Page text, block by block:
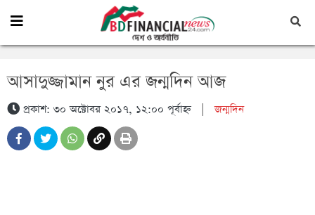
আসাদুজ্জামান নুর এর জন্মদিন আজ
প্রকাশ: ৩০ অক্টোবর ২০১৭, ১২:০০ পূর্বাহ্ন|জন্মদিন